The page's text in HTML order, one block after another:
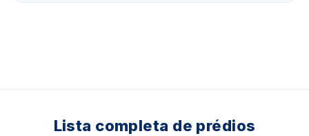
Lista completa de prédios